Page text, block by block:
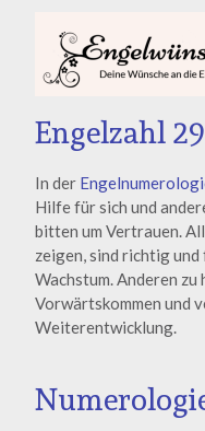
Engelzahl 29
In der
Hilfe für sich und
bitten um Vertrauen.
zeigen, sind richtig
Wachstum. Anderen
Vorwärtskommen und
Weiterentwicklung.